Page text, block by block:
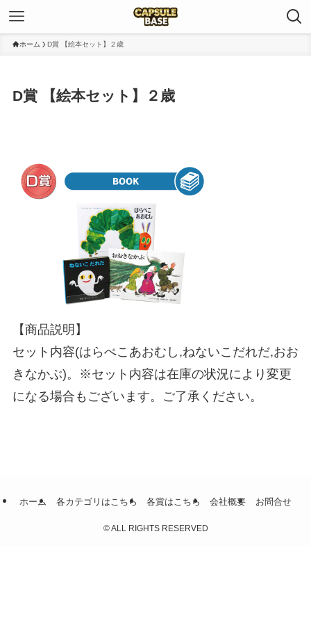
ホーム D賞 【絵本セット】２歳
D賞 【絵本セット】２歳
【商品説明】
セット内容(はらぺこあおむし,ねないこだれだ,おお
きなかぶ)。※セット内容は在庫の状況により変更
になる場合もございます。ご了承ください。
ホーム 各カテゴリはこちら 各賞はこちら 会社概要 お問合せ
©ALL RIGHTS RESERVED